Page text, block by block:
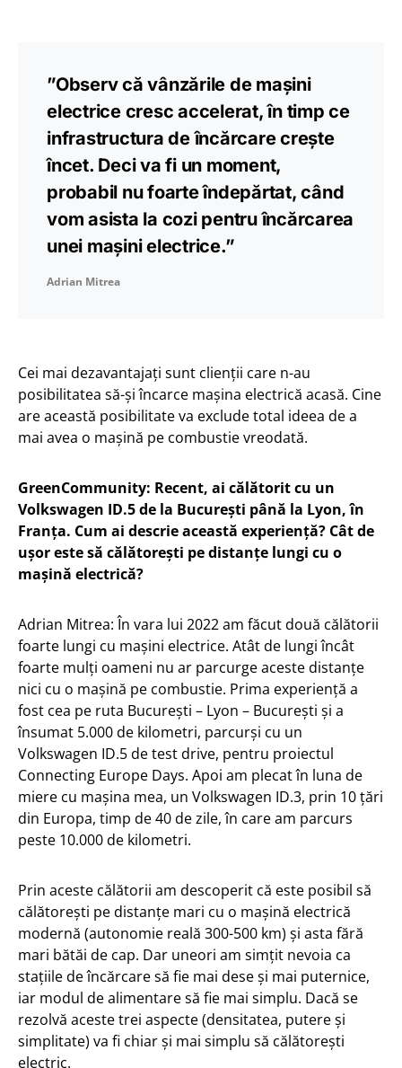
”Observ că vânzările de mașini
electrice cresc accelerat, în timp ce
infrastructura de încărcare crește
încet. Deci va fi un moment,
probabil nu foarte îndepărtat, când
vom asista la cozi pentru încărcarea
unei mașini electrice.”
Adrian Mitrea
Cei mai dezavantajați sunt clienții care n-au
posibilitatea să-și încarce mașina electrică acasă. Cine
are această posibilitate va exclude total ideea de a
mai avea o mașină pe combustie vreodată.
GreenCommunity: Recent, ai călătorit cu un
Volkswagen ID.5 de la București până la Lyon, în
Franța. Cum ai descrie această experiență? Cât de
ușor este să călătorești pe distanțe lungi cu o
mașină electrică?
Adrian Mitrea: În vara lui 2022 am făcut două călătorii
foarte lungi cu mașini electrice. Atât de lungi încât
foarte mulți oameni nu ar parcurge aceste distanțe
nici cu o mașină pe combustie. Prima experiență a
fost cea pe ruta București – Lyon – București și a
însumat 5.000 de kilometri, parcurși cu un
Volkswagen ID.5 de test drive, pentru proiectul
Connecting Europe Days. Apoi am plecat în luna de
miere cu mașina mea, un Volkswagen ID.3, prin 10 țări
din Europa, timp de 40 de zile, în care am parcurs
peste 10.000 de kilometri.
Prin aceste călătorii am descoperit că este posibil să
călătorești pe distanțe mari cu o mașină electrică
modernă (autonomie reală 300-500 km) și asta fără
mari bătăi de cap. Dar uneori am simțit nevoia ca
stațiile de încărcare să fie mai dese și mai puternice,
iar modul de alimentare să fie mai simplu. Dacă se
rezolvă aceste trei aspecte (densitatea, putere și
simplitate) va fi chiar și mai simplu să călătorești
electric.